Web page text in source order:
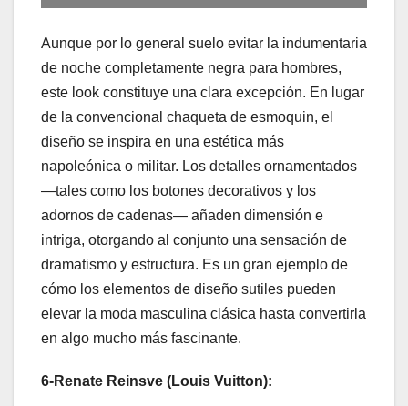
Aunque por lo general suelo evitar la indumentaria
de noche completamente negra para hombres,
este look constituye una clara excepción. En lugar
de la convencional chaqueta de esmoquin, el
diseño se inspira en una estética más
napoleónica o militar. Los detalles ornamentados
—tales como los botones decorativos y los
adornos de cadenas— añaden dimensión e
intriga, otorgando al conjunto una sensación de
dramatismo y estructura. Es un gran ejemplo de
cómo los elementos de diseño sutiles pueden
elevar la moda masculina clásica hasta convertirla
en algo mucho más fascinante.
6-Renate Reinsve (Louis Vuitton):